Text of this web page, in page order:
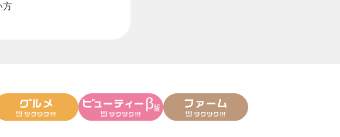
方